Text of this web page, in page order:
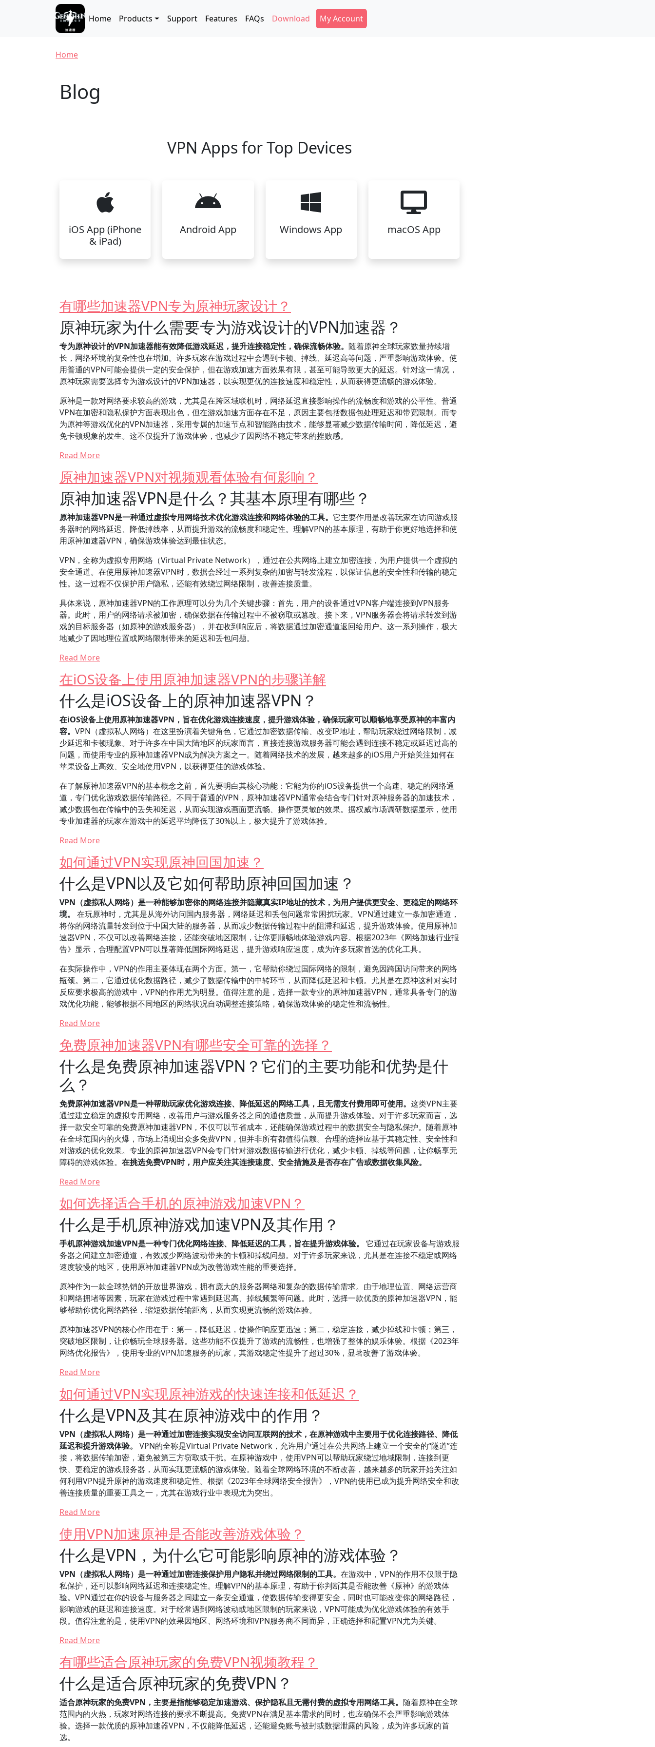
Skip to main content
Main navigation
Home Products Support Features FAQs Download Secondary Menu
My Account
Breadcrumb
Home
Blog
VPN Apps for Top Devices
iOS App (iPhone
& iPad)
Android App Windows App macOS App
有哪些加速器VPN专为原神玩家设计？
原神玩家为什么需要专为游戏设计的VPN加速器？
专为原神设计的VPN加速器能有效降低游戏延迟，提升连接稳定性，确保流畅体验。 随着原神全球玩家数量持续增
长，网络环境的复杂性也在增加。许多玩家在游戏过程中会遇到卡顿、掉线、延迟高等问题，严重影响游戏体验。使
用普通的VPN可能会提供一定的安全保护，但在游戏加速方面效果有限，甚至可能导致更大的延迟。针对这一情况，
原神玩家需要选择专为游戏设计的VPN加速器，以实现更优的连接速度和稳定性，从而获得更流畅的游戏体验。
原神是一款对网络要求较高的游戏，尤其是在跨区域联机时，网络延迟直接影响操作的流畅度和游戏的公平性。普通
VPN在加密和隐私保护方面表现出色，但在游戏加速方面存在不足，原因主要包括数据包处理延迟和带宽限制。而专
为原神等游戏优化的VPN加速器，采用专属的加速节点和智能路由技术，能够显著减少数据传输时间，降低延迟，避
免卡顿现象的发生。这不仅提升了游戏体验，也减少了因网络不稳定带来的挫败感。
Read More
原神加速器VPN对视频观看体验有何影响？
原神加速器VPN是什么？其基本原理有哪些？
原神加速器VPN是一种通过虚拟专用网络技术优化游戏连接和网络体验的工具。 它主要作用是改善玩家在访问游戏服
务器时的网络延迟、降低掉线率，从而提升游戏的流畅度和稳定性。理解VPN的基本原理，有助于你更好地选择和使
用原神加速器VPN，确保游戏体验达到最佳状态。
VPN，全称为虚拟专用网络（Virtual Private Network），通过在公共网络上建立加密连接，为用户提供一个虚拟的
安全通道。在使用原神加速器VPN时，数据会经过一系列复杂的加密与转发流程，以保证信息的安全性和传输的稳定
性。这一过程不仅保护用户隐私，还能有效绕过网络限制，改善连接质量。
具体来说，原神加速器VPN的工作原理可以分为几个关键步骤：首先，用户的设备通过VPN客户端连接到VPN服务
器。此时，用户的网络请求被加密，确保数据在传输过程中不被窃取或篡改。接下来，VPN服务器会将请求转发到游
戏的目标服务器（如原神的游戏服务器），并在收到响应后，将数据通过加密通道返回给用户。这一系列操作，极大
地减少了因地理位置或网络限制带来的延迟和丢包问题。
Read More
在iOS设备上使用原神加速器VPN的步骤详解
什么是iOS设备上的原神加速器VPN？
在iOS设备上使用原神加速器VPN，旨在优化游戏连接速度，提升游戏体验，确保玩家可以顺畅地享受原神的丰富内
容。 VPN（虚拟私人网络）在这里扮演着关键角色，它通过加密数据传输、改变IP地址，帮助玩家绕过网络限制，减
少延迟和卡顿现象。对于许多在中国大陆地区的玩家而言，直接连接游戏服务器可能会遇到连接不稳定或延迟过高的
问题，而使用专业的原神加速器VPN成为解决方案之一。随着网络技术的发展，越来越多的iOS用户开始关注如何在
苹果设备上高效、安全地使用VPN，以获得更佳的游戏体验。
在了解原神加速器VPN的基本概念之前，首先要明白其核心功能：它能为你的iOS设备提供一个高速、稳定的网络通
道，专门优化游戏数据传输路径。不同于普通的VPN，原神加速器VPN通常会结合专门针对原神服务器的加速技术，
减少数据包在传输中的丢失和延迟，从而实现游戏画面更流畅、操作更灵敏的效果。据权威市场调研数据显示，使用
专业加速器的玩家在游戏中的延迟平均降低了30%以上，极大提升了游戏体验。
Read More
如何通过VPN实现原神回国加速？
什么是VPN以及它如何帮助原神回国加速？
VPN（虚拟私人网络）是一种能够加密你的网络连接并隐藏真实IP地址的技术，为用户提供更安全、更稳定的网络环
境。
在玩原神时，尤其是从海外访问国内服务器，网络延迟和丢包问题常常困扰玩家。VPN通过建立一条加密通道，
将你的网络流量转发到位于中国大陆的服务器，从而减少数据传输过程中的阻滞和延迟，提升游戏体验。使用原神加
速器VPN，不仅可以改善网络连接，还能突破地区限制，让你更顺畅地体验游戏内容。根据2023年《网络加速行业报
告》显示，合理配置VPN可以显著降低国际网络延迟，提升游戏响应速度，成为许多玩家首选的优化工具。
在实际操作中，VPN的作用主要体现在两个方面。第一，它帮助你绕过国际网络的限制，避免因跨国访问带来的网络
瓶颈。第二，它通过优化数据路径，减少了数据传输中的中转环节，从而降低延迟和卡顿。尤其是在原神这种对实时
反应要求极高的游戏中，VPN的作用尤为明显。值得注意的是，选择一款专业的原神加速器VPN，通常具备专门的游
戏优化功能，能够根据不同地区的网络状况自动调整连接策略，确保游戏体验的稳定性和流畅性。
Read More
免费原神加速器VPN有哪些安全可靠的选择？
什么是免费原神加速器VPN？它们的主要功能和优势是什
么？
免费原神加速器VPN是一种帮助玩家优化游戏连接、降低延迟的网络工具，且无需支付费用即可使用。 这类VPN主要
通过建立稳定的虚拟专用网络，改善用户与游戏服务器之间的通信质量，从而提升游戏体验。对于许多玩家而言，选
择一款安全可靠的免费原神加速器VPN，不仅可以节省成本，还能确保游戏过程中的数据安全与隐私保护。随着原神
在全球范围内的火爆，市场上涌现出众多免费VPN，但并非所有都值得信赖。合理的选择应基于其稳定性、安全性和
对游戏的优化效果。专业的原神加速器VPN会专门针对游戏数据传输进行优化，减少卡顿、掉线等问题，让你畅享无
障碍的游戏体验。 在挑选免费VPN时，用户应关注其连接速度、安全措施及是否存在广告或数据收集风险。
Read More
如何选择适合手机的原神游戏加速VPN？
什么是手机原神游戏加速VPN及其作用？
手机原神游戏加速VPN是一种专门优化网络连接、降低延迟的工具，旨在提升游戏体验。
它通过在玩家设备与游戏服
务器之间建立加密通道，有效减少网络波动带来的卡顿和掉线问题。对于许多玩家来说，尤其是在连接不稳定或网络
速度较慢的地区，使用原神加速器VPN成为改善游戏性能的重要选择。
原神作为一款全球热销的开放世界游戏，拥有庞大的服务器网络和复杂的数据传输需求。由于地理位置、网络运营商
和网络拥堵等因素，玩家在游戏过程中常遇到延迟高、掉线频繁等问题。此时，选择一款优质的原神加速器VPN，能
够帮助你优化网络路径，缩短数据传输距离，从而实现更流畅的游戏体验。
原神加速器VPN的核心作用在于：第一，降低延迟，使操作响应更迅速；第二，稳定连接，减少掉线和卡顿；第三，
突破地区限制，让你畅玩全球服务器。这些功能不仅提升了游戏的流畅性，也增强了整体的娱乐体验。根据《2023年
网络优化报告》，使用专业的VPN加速服务的玩家，其游戏稳定性提升了超过30%，显著改善了游戏体验。
Read More
如何通过VPN实现原神游戏的快速连接和低延迟？
什么是VPN及其在原神游戏中的作用？
VPN（虚拟私人网络）是一种通过加密连接实现安全访问互联网的技术，在原神游戏中主要用于优化连接路径、降低
延迟和提升游戏体验。
VPN的全称是Virtual Private Network，允许用户通过在公共网络上建立一个安全的“隧道”连
接，将数据传输加密，避免被第三方窃取或干扰。在原神游戏中，使用VPN可以帮助玩家绕过地域限制，连接到更
快、更稳定的游戏服务器，从而实现更流畅的游戏体验。随着全球网络环境的不断改善，越来越多的玩家开始关注如
何利用VPN提升原神的游戏速度和稳定性。根据《2023年全球网络安全报告》，VPN的使用已成为提升网络安全和改
善连接质量的重要工具之一，尤其在游戏行业中表现尤为突出。
Read More
使用VPN加速原神是否能改善游戏体验？
什么是VPN，为什么它可能影响原神的游戏体验？
VPN（虚拟私人网络）是一种通过加密连接保护用户隐私并绕过网络限制的工具。 在游戏中，VPN的作用不仅限于隐
私保护，还可以影响网络延迟和连接稳定性。理解VPN的基本原理，有助于你判断其是否能改善《原神》的游戏体
验。VPN通过在你的设备与服务器之间建立一条安全通道，使数据传输变得更安全，同时也可能改变你的网络路径，
影响游戏的延迟和连接速度。对于经常遇到网络波动或地区限制的玩家来说，VPN可能成为优化游戏体验的有效手
段。值得注意的是，使用VPN的效果因地区、网络环境和VPN服务商不同而异，正确选择和配置VPN尤为关键。
Read More
有哪些适合原神玩家的免费VPN视频教程？
什么是适合原神玩家的免费VPN？
适合原神玩家的免费VPN，主要是指能够稳定加速游戏、保护隐私且无需付费的虚拟专用网络工具。 随着原神在全球
范围内的火热，玩家对网络连接的要求不断提高。免费VPN在满足基本需求的同时，也应确保不会严重影响游戏体
验。选择一款优质的原神加速器VPN，不仅能降低延迟，还能避免账号被封或数据泄露的风险，成为许多玩家的首
选。